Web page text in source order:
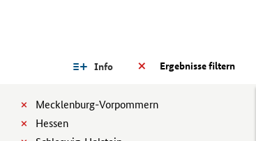
Ergebnisse filtern
Info
Mecklenburg-Vorpommern
Hessen